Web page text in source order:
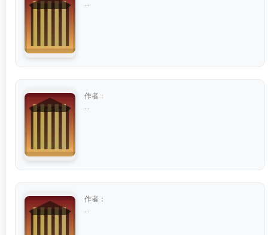
作者：
作者：